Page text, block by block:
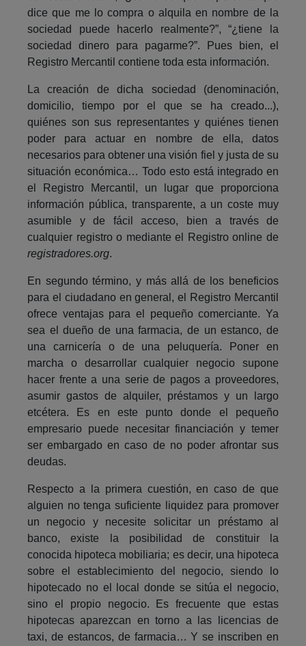
dice que me lo compra o alquila en nombre de la
sociedad puede hacerlo realmente?”, “¿tiene la
sociedad dinero para pagarme?”. Pues bien, el
Registro Mercantil contiene toda esta información.
La creación de dicha sociedad (denominación,
domicilio, tiempo por el que se ha creado...),
quiénes son sus representantes y quiénes tienen
poder para actuar en nombre de ella, datos
necesarios para obtener una visión fiel y justa de su
situación económica… Todo esto está integrado en
el Registro Mercantil, un lugar que proporciona
información pública, transparente, a un coste muy
asumible y de fácil acceso, bien a través de
cualquier registro o mediante el Registro online de
registradores.org.
En segundo término, y más allá de los beneficios
para el ciudadano en general, el Registro Mercantil
ofrece ventajas para el pequeño comerciante. Ya
sea el dueño de una farmacia, de un estanco, de
una carnicería o de una peluquería. Poner en
marcha o desarrollar cualquier negocio supone
hacer frente a una serie de pagos a proveedores,
asumir gastos de alquiler, préstamos y un largo
etcétera. Es en este punto donde el pequeño
empresario puede necesitar financiación y temer
ser embargado en caso de no poder afrontar sus
deudas.
Respecto a la primera cuestión, en caso de que
alguien no tenga suficiente liquidez para promover
un negocio y necesite solicitar un préstamo al
banco, existe la posibilidad de constituir la
conocida hipoteca mobiliaria; es decir, una hipoteca
sobre el establecimiento del negocio, siendo lo
hipotecado no el local donde se sitúa el negocio,
sino el propio negocio. Es frecuente que estas
hipotecas aparezcan en torno a las licencias de
taxi, de estancos, de farmacia… Y se inscriben en